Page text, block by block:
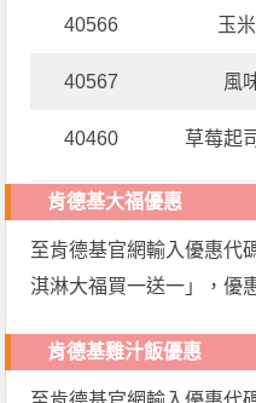
40566 玉
40567 風
40460 草莓起
肯德基大福優惠
至肯德基官網輸入優惠代
淇淋大福買一送一」，優
肯德基雞汁飯優惠